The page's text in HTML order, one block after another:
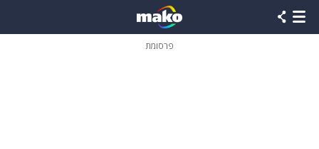
פרסומת